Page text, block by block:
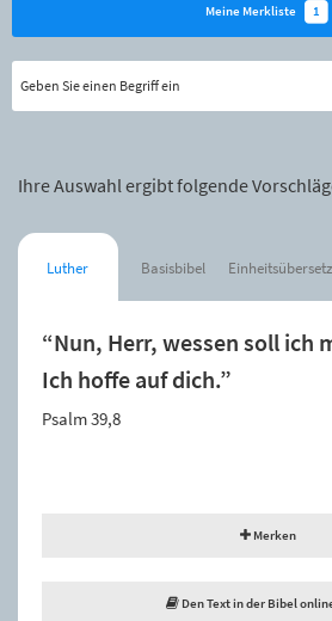
Meine Merkliste 1
Ihre Auswahl ergibt folgende
Luther Basisbibel
“Nun, Herr, wessen soll ich
Ich hoffe auf dich.”
Psalm 39,8
Merken
Den Text in der Bibel